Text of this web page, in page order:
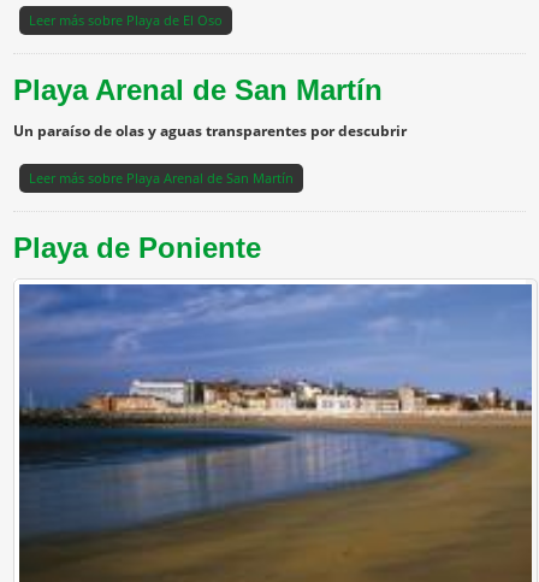
Leer mássobre Playa de El Oso
Playa Arenal de San Martín
Un paraíso de olas y aguas transparentes por descubrir
Leer mássobre Playa Arenal de San Martín
Playa de Poniente